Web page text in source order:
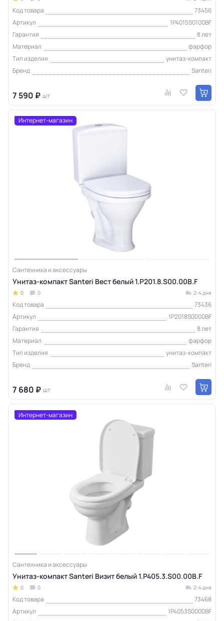
Код товара
73456
Артикул
1P4015S0100BF
Гарантия
8 лет
Материал
фарфор
Тип изделия
унитаз-компакт
Бренд
Santeri
7 590 ₽ шт
Интернет-магазин
Сантехника и аксессуары
Унитаз-компакт Santeri Вест белый 1.P201.8.S00.00B.F
0 0 2-4 дня
Код товара
73436
Артикул
1P2018S0000BF
Гарантия
8 лет
Материал
фарфор
Тип изделия
унитаз-компакт
Бренд
Santeri
7 680 ₽ шт
Интернет-магазин
Сантехника и аксессуары
Унитаз-компакт Santeri Визит белый 1.P405.3.S00.00B.F
0 0 2-4 дня
Код товара
73468
Артикул
1P4053S0000BF